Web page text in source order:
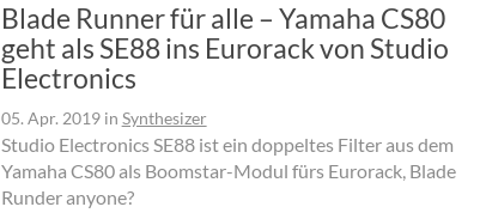
Blade Runner für alle – Yamaha CS80
geht als SE88 ins Eurorack von Studio
Electronics
05. Apr. 2019in Synthesizer
Studio Electronics SE88 ist ein doppeltes Filter aus dem
Yamaha CS80 als Boomstar-Modul fürs Eurorack, Blade
Runder anyone?